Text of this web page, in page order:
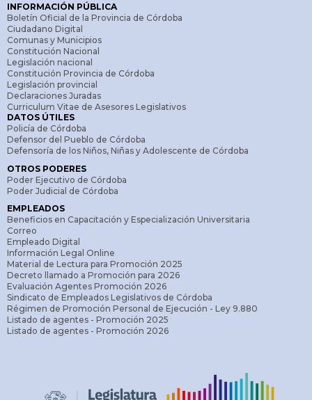
INFORMACIÓN PÚBLICA
Boletín Oficial de la Provincia de Córdoba
Ciudadano Digital
Comunas y Municipios
Constitución Nacional
Legislación nacional
Constitución Provincia de Córdoba
Legislación provincial
Declaraciones Juradas
Curriculum Vitae de Asesores Legislativos
DATOS ÚTILES
Policía de Córdoba
Defensor del Pueblo de Córdoba
Defensoría de los Niños, Niñas y Adolescente de Córdoba
OTROS PODERES
Poder Ejecutivo de Córdoba
Poder Judicial de Córdoba
EMPLEADOS
Beneficios en Capacitación y Especialización Universitaria
Correo
Empleado Digital
Información Legal Online
Material de Lectura para Promoción 2025
Decreto llamado a Promoción para 2026
Evaluación Agentes Promoción 2026
Sindicato de Empleados Legislativos de Córdoba
Régimen de Promoción Personal de Ejecución - Ley 9.880
Listado de agentes - Promoción 2025
Listado de agentes - Promoción 2026